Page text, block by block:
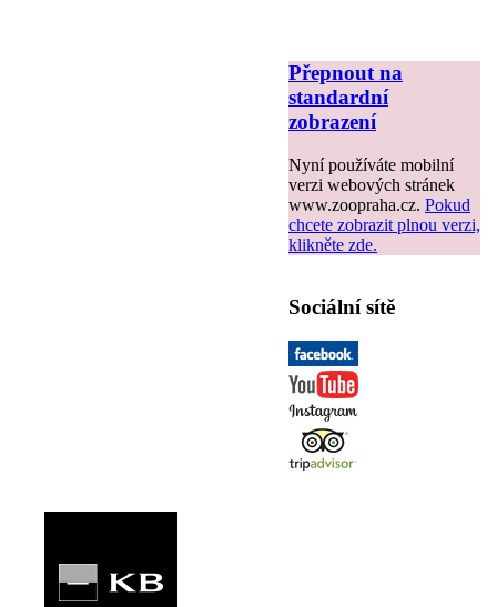
Přepnout na
standardní
zobrazení
Nyní používáte mobilní
verzi webových stránek
www.zoopraha.cz. Pokud
chcete zobrazit plnou verzi,
klikněte zde.
Sociální sítě